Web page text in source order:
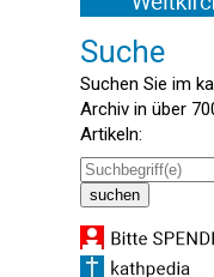
Suche
Suchen Sie im
Archiv in über
Artikeln: